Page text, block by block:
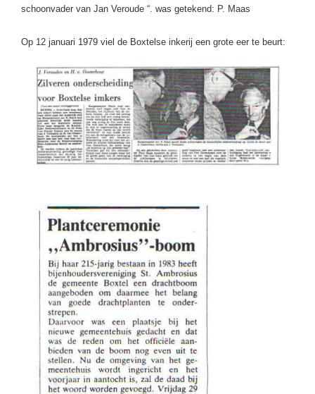
schoonvader van Jan Veroude “. was getekend: P. Maas
Op 12 januari 1979 viel de Boxtelse inkerij een grote eer te beurt: